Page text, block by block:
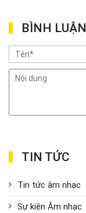
BÌNH LUẬN
TIN TỨC
Tin tức âm nhạc
Sự kiện Âm nhạc